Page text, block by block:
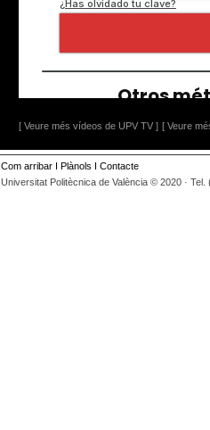
[ Veure més vídeos de UPV TV ] [ Veure
Com arribar I Plànols I Contacte
Universitat Politècnica de València © 2020 · Tel.